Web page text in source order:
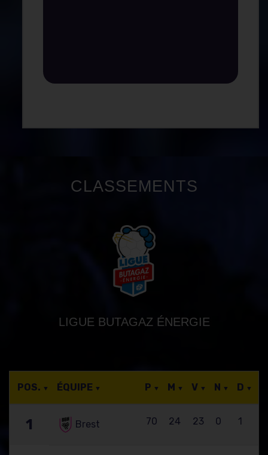
CLASSEMENTS
LIGUE BUTAGAZ ÉNERGIE
POS. ÉQUIPE P M V N D
1 Brest 70 24 23 0 1